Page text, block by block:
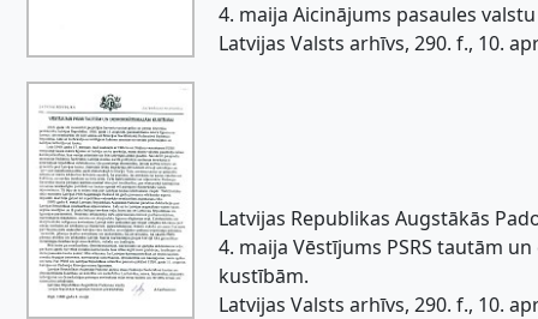
4. maija Aicinājums pasaules
Latvijas Valsts arhīvs, 290. f., 10.
Latvijas Republikas Augstākās
4. maija Vēstījums PSRS tautām
kustībām.
Latvijas Valsts arhīvs, 290. f., 10.